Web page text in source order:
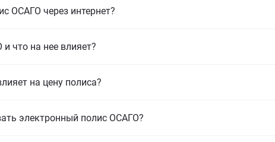
ОСАГО через интернет?
что на нее влияет?
на цену полиса?
электронный полис ОСАГО?